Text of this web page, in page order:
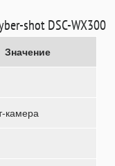
shot DSC-WX300
Значение
камера